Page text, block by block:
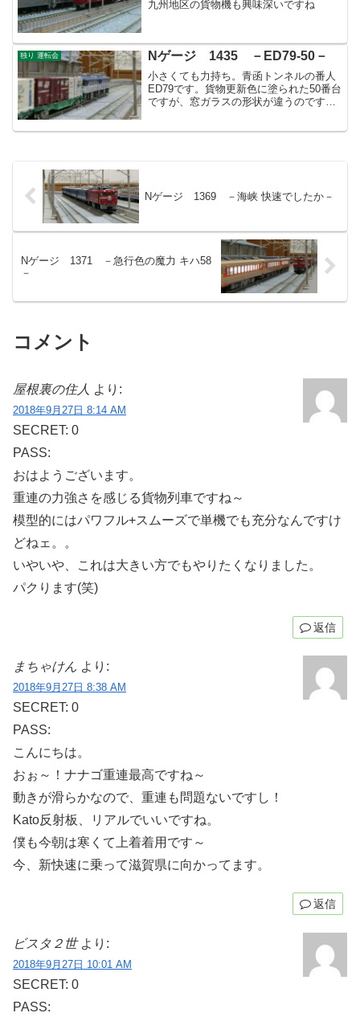
九州地区の貨物機も興味深いですね
独り 運転会 Nゲージ 1435 －ED79-50－
小さくても力持ち。青函トンネルの番人
ED79です。貨物更新色に塗られた50番台
ですが、窓ガラスの形状が違うのです
Nゲージ 1369 －海峡 快速でしたか－
Nゲージ 1371 －急行色の魔力 キハ58
－
コメント
屋根裏の住人 より:
2018年9月27日 8:14 AM
SECRET: 0
PASS:
おはようございます。
重連の力強さを感じる貨物列車ですね～
模型的にはパワフル+スムーズで単機でも充分なんですけ
どねェ。。
いやいや、これは大きい方でもやりたくなりました。
パクります(笑)
返信
まちゃけん より:
2018年9月27日 8:38 AM
SECRET: 0
PASS:
こんにちは。
おぉ～！ナナゴ重連最高ですね～
動きが滑らかなので、重連も問題ないですし！
Kato反射板、リアルでいいですね。
僕も今朝は寒くて上着着用です～
今、新快速に乗って滋賀県に向かってます。
返信
ビスタ２世 より:
2018年9月27日 10:01 AM
SECRET: 0
PASS: